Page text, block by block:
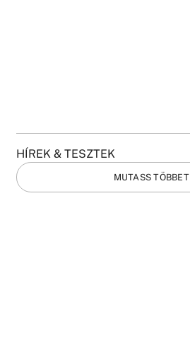
HÍREK & TESZTEK
MUTASS TÖBBET